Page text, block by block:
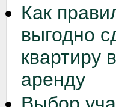
Как
выгодно
квартиру в
аренду